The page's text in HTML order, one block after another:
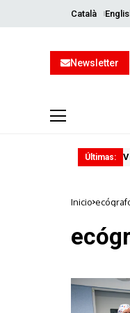
Català
Newsletter
Últimas:
Inicio